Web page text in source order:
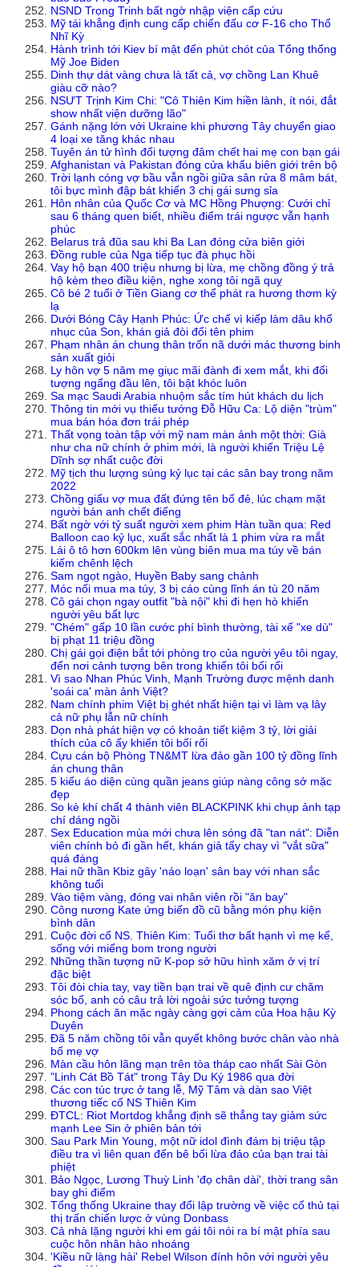
NSND Trọng Trinh bất ngờ nhập viện cấp cứu
Mỹ tái khẳng định cung cấp chiến đấu cơ F-16 cho Thổ
Nhĩ Kỳ
Hành trình tới Kiev bí mật đến phút chót của Tổng thống
Mỹ Joe Biden
Dinh thự dát vàng chưa là tất cả, vợ chồng Lan Khuê
giàu cỡ nào?
NSƯT Trịnh Kim Chi: "Cô Thiên Kim hiền lành, ít nói, đắt
show nhất viện dưỡng lão"
Gánh nặng lớn với Ukraine khi phương Tây chuyển giao
4 loại xe tăng khác nhau
Tuyên án tử hình đối tượng đâm chết hai mẹ con bạn gái
Afghanistan và Pakistan đóng cửa khẩu biên giới trên bộ
Trời lạnh cóng vợ bầu vẫn ngồi giữa sân rửa 8 mâm bát,
tôi bực mình đập bát khiến 3 chị gái sưng sỉa
Hôn nhân của Quốc Cơ và MC Hồng Phượng: Cưới chỉ
sau 6 tháng quen biết, nhiều điểm trái ngược vẫn hạnh
phúc
Belarus trả đũa sau khi Ba Lan đóng cửa biên giới
Đồng ruble của Nga tiếp tục đà phục hồi
Vay hộ bạn 400 triệu nhưng bị lừa, mẹ chồng đồng ý trả
hộ kèm theo điều kiện, nghe xong tôi ngã quỵ
Cô bé 2 tuổi ở Tiền Giang cơ thể phát ra hương thơm kỳ
lạ
Dưới Bóng Cây Hạnh Phúc: Ức chế vì kiếp làm dâu khổ
nhục của Son, khán giả đòi đổi tên phim
Phạm nhân án chung thân trốn nã dưới mác thương binh
sản xuất giỏi
Ly hôn vợ 5 năm mẹ giục mãi đành đi xem mắt, khi đối
tượng ngẩng đầu lên, tôi bật khóc luôn
Sa mạc Saudi Arabia nhuộm sắc tím hút khách du lịch
Thông tin mới vụ thiếu tướng Đỗ Hữu Ca: Lộ diện "trùm"
mua bán hóa đơn trái phép
Thất vọng toàn tập với mỹ nam màn ảnh một thời: Già
như cha nữ chính ở phim mới, là người khiến Triệu Lệ
Dĩnh sợ nhất cuộc đời
Mỹ tịch thu lượng súng kỷ lục tại các sân bay trong năm
2022
Chồng giấu vợ mua đất đứng tên bố đẻ, lúc chạm mặt
người bán anh chết điếng
Bất ngờ với tỷ suất người xem phim Hàn tuần qua: Red
Balloon cao kỷ lục, xuất sắc nhất là 1 phim vừa ra mắt
Lái ô tô hơn 600km lên vùng biên mua ma túy về bán
kiếm chênh lệch
Sam ngọt ngào, Huyền Baby sang chảnh
Móc nối mua ma túy, 3 bị cáo cùng lĩnh án tù 20 năm
Cô gái chọn ngay outfit "bà nội" khi đi hẹn hò khiến
người yêu bất lực
"Chém" gấp 10 lần cước phí bình thường, tài xế "xe dù"
bị phạt 11 triệu đồng
Chị gái gọi điện bắt tới phòng trọ của người yêu tôi ngay,
đến nơi cảnh tượng bên trong khiến tôi bối rối
Vì sao Nhan Phúc Vinh, Mạnh Trường được mệnh danh
'soái ca' màn ảnh Việt?
Nam chính phim Việt bị ghét nhất hiện tại vì làm vạ lây
cả nữ phụ lẫn nữ chính
Dọn nhà phát hiện vợ có khoản tiết kiệm 3 tỷ, lời giải
thích của cô ấy khiến tôi bối rối
Cựu cán bộ Phòng TN&MT lừa đảo gần 100 tỷ đồng lĩnh
án chung thân
5 kiểu áo diện cùng quần jeans giúp nàng công sở mặc
đẹp
So kè khí chất 4 thành viên BLACKPINK khi chụp ảnh tạp
chí dáng ngồi
Sex Education mùa mới chưa lên sóng đã "tan nát": Diễn
viên chính bỏ đi gần hết, khán giả tẩy chay vì "vắt sữa"
quá đáng
Hai nữ thần Kbiz gây 'náo loạn' sân bay với nhan sắc
không tuổi
Vào tiệm vàng, đóng vai nhân viên rồi "ăn bay"
Công nương Kate ứng biến đồ cũ bằng món phụ kiện
bình dân
Cuộc đời cố NS. Thiên Kim: Tuổi thơ bất hạnh vì mẹ kế,
sống với miểng bom trong người
Những thần tượng nữ K-pop sở hữu hình xăm ở vị trí
đặc biệt
Tôi đòi chia tay, vay tiền bạn trai về quê định cư chăm
sóc bố, anh có câu trả lời ngoài sức tưởng tượng
Phong cách ăn mặc ngày càng gợi cảm của Hoa hậu Kỳ
Duyên
Đã 5 năm chồng tôi vẫn quyết không bước chân vào nhà
bố mẹ vợ
Màn cầu hôn lãng mạn trên tòa tháp cao nhất Sài Gòn
"Linh Cát Bồ Tát" trong Tây Du Ký 1986 qua đời
Các con túc trực ở tang lễ, Mỹ Tâm và dàn sao Việt
thương tiếc cố NS Thiên Kim
ĐTCL: Riot Mortdog khẳng định sẽ thẳng tay giảm sức
mạnh Lee Sin ở phiên bản tới
Sau Park Min Young, một nữ idol đình đám bị triệu tập
điều tra vì liên quan đến bê bối lừa đảo của bạn trai tài
phiệt
Bảo Ngọc, Lương Thuỳ Linh 'đọ chân dài', thời trang sân
bay ghi điểm
Tổng thống Ukraine thay đổi lập trường về việc cố thủ tại
thị trấn chiến lược ở vùng Donbass
Cả nhà lặng người khi em gái tôi nói ra bí mật phía sau
cuộc hôn nhân hào nhoáng
'Kiều nữ làng hài' Rebel Wilson đính hôn với người yêu